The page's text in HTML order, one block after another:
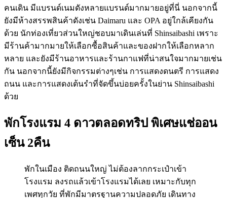
คนเดิน มีแบรนด์เนมดังหลายแบรนด์มากมายอยู่ที่นี่ นอกจากนี้
ยังมีห้างสรรพสินค้าดังเช่น Daimaru และ OPA อยู่ใกล้เคียงกัน
ด้วย นักท่องเที่ยวส่วนใหญ่ชอบมาเดินเล่นที่ Shinsaibashi เพราะ
มีร้านค้ามากมายให้เลือกซื้อสินค้าและของฝากให้เลือกหลาก
หลาย และยังมีร้านอาหารและร้านกาแฟที่น่าสนใจมากมายเช่น
กัน นอกจากนี้ยังมีกิจกรรมต่างๆเช่น การแสดงดนตรี การแสดง
ถนน และการแสดงเต้นรำที่จัดขึ้นบ่อยครั้งในย่าน Shinsaibashi
ด้วย
พักโรงแรม 4 ดาวตลอดทริป พิเศษแช่ออน
เซ็น 2คืน
พักในเมือง ติดถนนใหญ่ ไม่ต้องลากกระเป๋าเข้า
โรงแรม ลงรถแล้วเข้าโรงแรมได้เลย เหมาะกับทุก
เพศทุกวัย ที่พักมีมาตรฐานความปลอดภัย เดินทาง